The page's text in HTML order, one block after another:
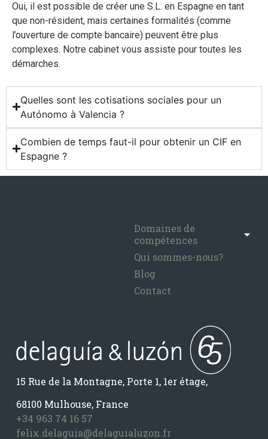
Oui, il est possible de créer une S.L. en Espagne en tant
que non-résident, mais certaines formalités (comme
l’ouverture de compte bancaire) peuvent être plus
complexes. Notre cabinet vous assiste pour toutes les
démarches.
Quelles sont les cotisations sociales pour un
Autónomo à Valencia ?
Combien de temps faut-il pour obtenir un CIF en
Espagne ?
15 Rue de la Montagne, Porte 1, 1er étage,
68100 Mulhouse, France
+34 963 74 16 57
felix.delaguia@delaguialuzon.fr
Domaines de
compétences
Qui sommes-nous?
Blog
Contact